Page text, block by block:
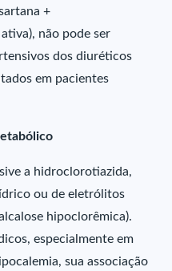
+
não pode ser
dos diuréticos
em pacientes
a hidroclorotiazida,
ou de eletrólitos
hipoclorêmica).
especialmente em
sua associação